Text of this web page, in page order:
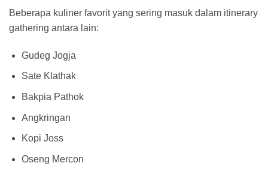
Beberapa kuliner favorit yang sering masuk dalam itinerary
gathering antara lain:
Gudeg Jogja
Sate Klathak
Bakpia Pathok
Angkringan
Kopi Joss
Oseng Mercon